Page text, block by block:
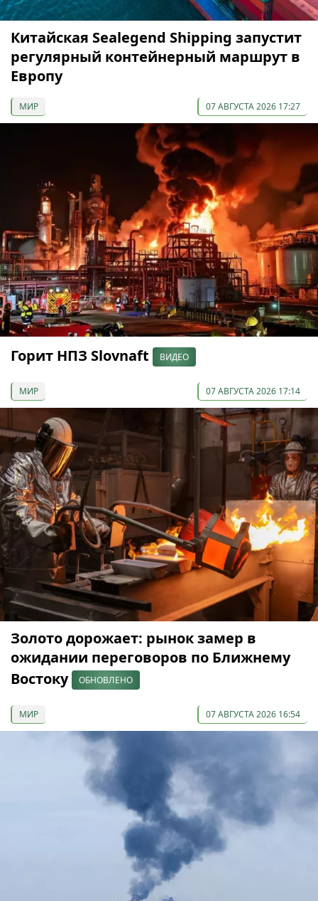
Китайская Sealegend Shipping запустит
регулярный контейнерный маршрут в
Европу
МИР 07 АВГУСТА 2026 17:27
Горит НПЗ Slovnaft ВИДЕО
МИР 07 АВГУСТА 2026 17:14
Золото дорожает: рынок замер в
ожидании переговоров по Ближнему
Востоку
ОБНОВЛЕНО
МИР 07 АВГУСТА 2026 16:54